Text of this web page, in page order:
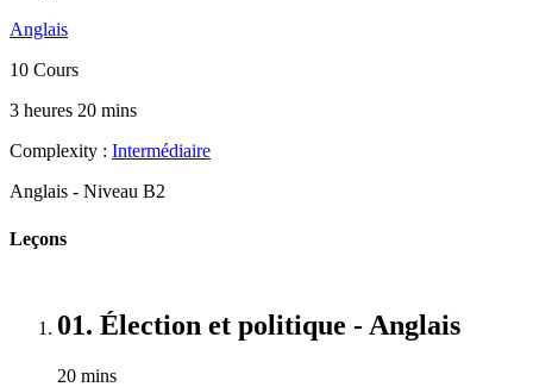
Anglais
10 Cours
3 heures 20 mins
Complexity : Intermédiaire
Anglais - Niveau B2
Leçons
01. Élection et politique - Anglais
20 mins